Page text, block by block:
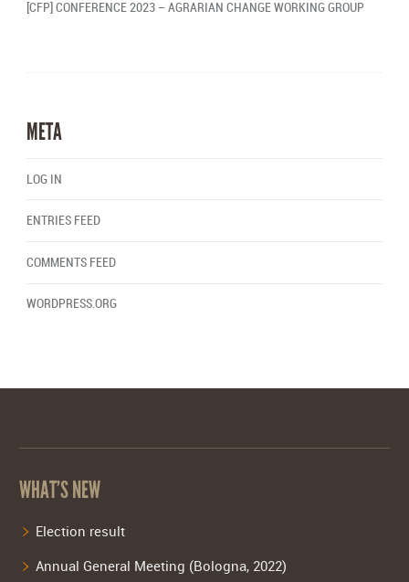
[CFP] CONFERENCE 2023 – AGRARIAN CHANGE WORKING GROUP
META
LOG IN
ENTRIES FEED
COMMENTS FEED
WORDPRESS.ORG
WHAT’S NEW
Election result
Annual General Meeting (Bologna, 2022)